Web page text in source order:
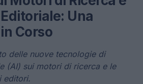
Una
Corso
delle nuove tecnologie di
(AI) sui motori di ricerca e le
editori.